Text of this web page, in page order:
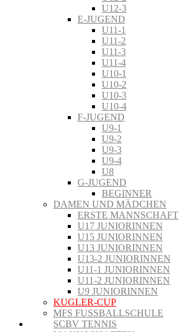
U12-3
E-JUGEND
U11-1
U11-2
U11-3
U11-4
U10-1
U10-2
U10-3
U10-4
F-JUGEND
U9-1
U9-2
U9-3
U9-4
U8
G-JUGEND
BEGINNER
DAMEN UND MÄDCHEN
ERSTE MANNSCHAFT
U17 JUNIORINNEN
U15 JUNIORINNEN
U13 JUNIORINNEN
U13-2 JUNIORINNEN
U11-1 JUNIORINNEN
U11-2 JUNIORINNEN
U9 JUNIORINNEN
KUGLER-CUP
MFS FUSSBALLSCHULE
SCBV TENNIS